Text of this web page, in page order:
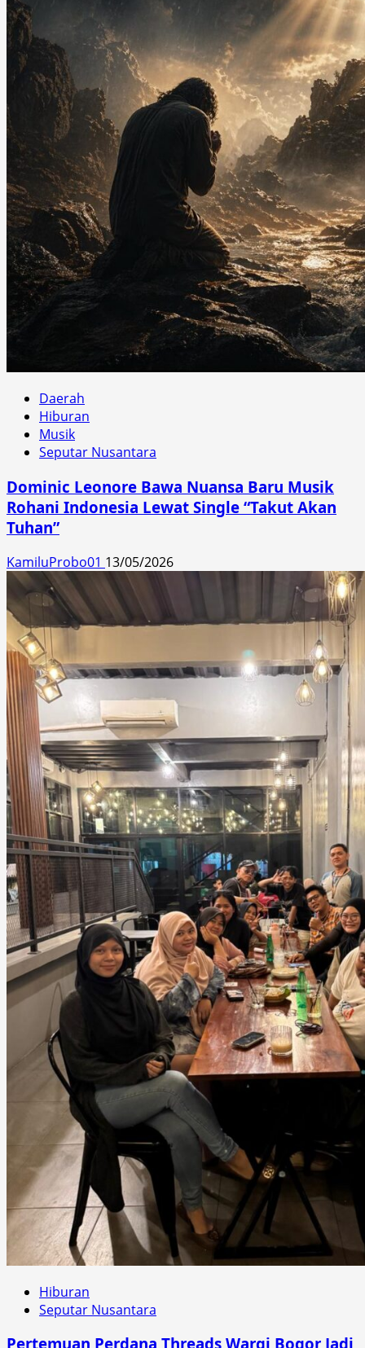
Daerah
Hiburan
Musik
Seputar Nusantara
Dominic Leonore Bawa Nuansa Baru Musik
Rohani Indonesia Lewat Single “Takut Akan
Tuhan”
KamiluProbo01 13/05/2026
Hiburan
Seputar Nusantara
Pertemuan Perdana Threads Wargi Bogor Jadi